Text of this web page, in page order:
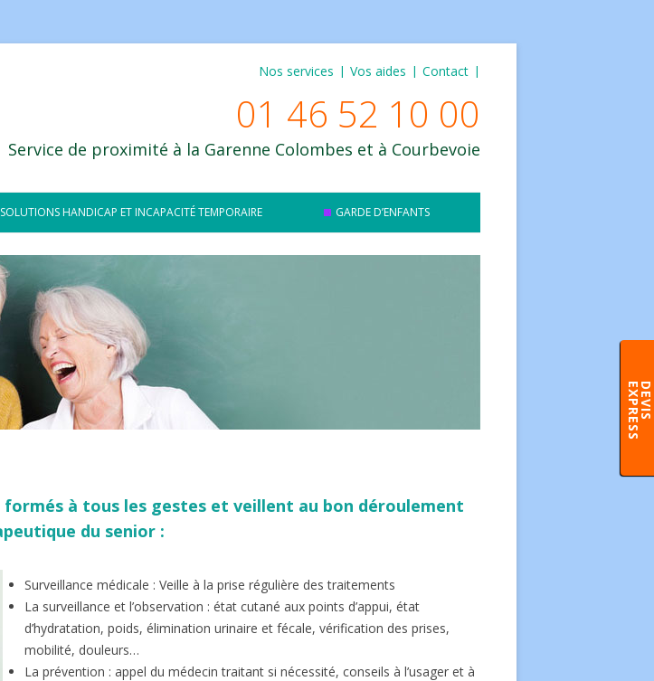
D
E
V
I
S
E
X
P
R
E
S
S
Nos services Vos aides Contact
01 46 52 10 00
Service de proximité à la Garenne Colombes et à Courbevoie
Aller au contenu principal
SOLUTIONS HANDICAP ET INCAPACITÉ TEMPORAIRE GARDE D’ENFANTS
à tous les gestes et veillent au bon déroulement
du senior :
Surveillance médicale : Veille à la prise régulière des traitements
La surveillance et l’observation : état cutané aux points d’appui, état
d’hydratation, poids, élimination urinaire et fécale, vérification des prises,
mobilité, douleurs…
La prévention : appel du médecin traitant si nécessité, conseils à l’usager et à